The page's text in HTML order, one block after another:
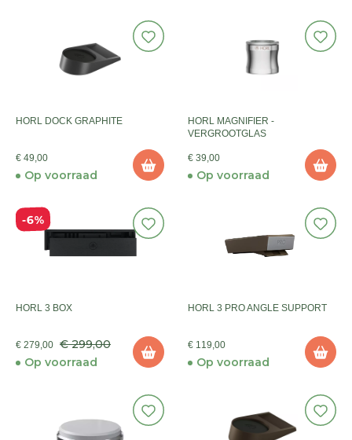
HORL DOCK GRAPHITE
€ 49,00
Op voorraad
HORL MAGNIFIER -
VERGROOTGLAS
€ 39,00
Op voorraad
6%
HORL 3 BOX
€ 279,00 € 299,00
Op voorraad
HORL 3 PRO ANGLE SUPPORT
€ 119,00
Op voorraad